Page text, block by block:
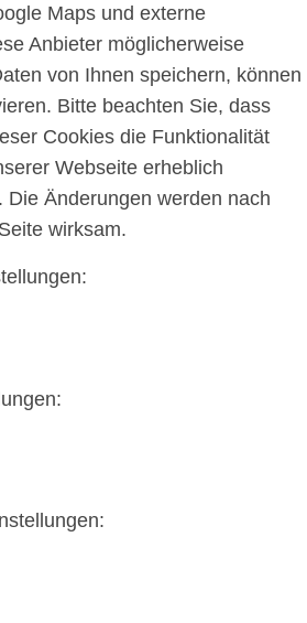
Maps und externe
Anbieter möglicherweise
von Ihnen speichern, können
Bitte beachten Sie, dass
Cookies die Funktionalität
Webseite erheblich
Die Änderungen werden nach
wirksam.